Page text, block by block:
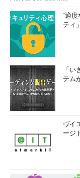
“適
ティ
「
テム
ヴイ
ージ